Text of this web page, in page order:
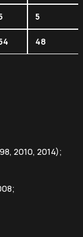
5
48
2010, 2014);